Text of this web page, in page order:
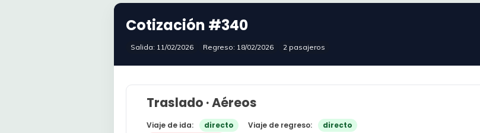
Cotización #340
Salida: 11/02/2026 Regreso: 18/02/2026 2 pasajeros
Traslado · Aéreos
Viaje de ida: directo Viaje de regreso:
directo